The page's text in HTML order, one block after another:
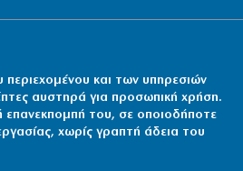
και των υπηρεσιών
αυστηρά για προσωπική χρήση.
επανεκπομπή του, σε οποιοδήποτε
χωρίς γραπτή άδεια του